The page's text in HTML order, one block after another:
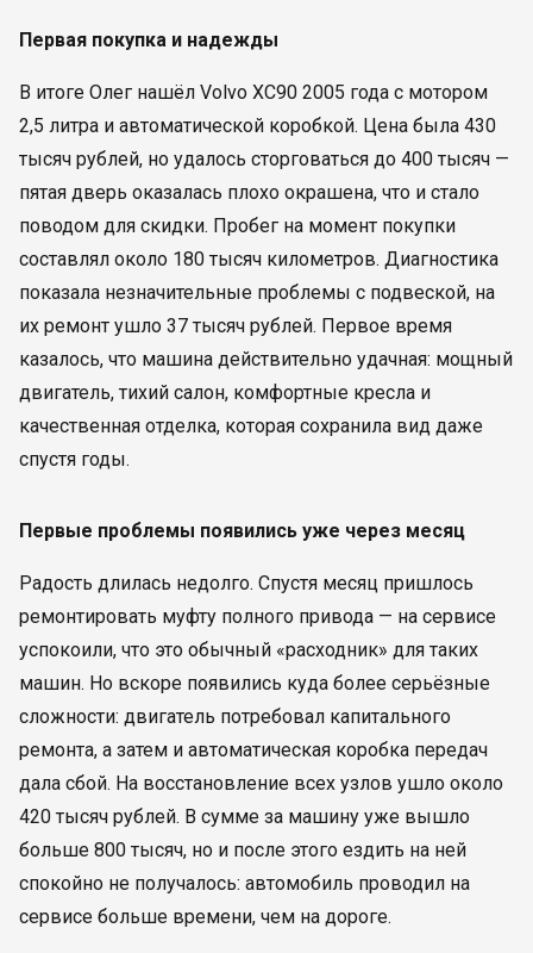
Первая покупка и надежды
В итоге Олег нашёл Volvo XC90 2005 года с мотором
2,5 литра и автоматической коробкой. Цена была 430
тысяч рублей, но удалось сторговаться до 400 тысяч —
пятая дверь оказалась плохо окрашена, что и стало
поводом для скидки. Пробег на момент покупки
составлял около 180 тысяч километров. Диагностика
показала незначительные проблемы с подвеской, на
их ремонт ушло 37 тысяч рублей. Первое время
казалось, что машина действительно удачная: мощный
двигатель, тихий салон, комфортные кресла и
качественная отделка, которая сохранила вид даже
спустя годы.
Первые проблемы появились уже через месяц
Радость длилась недолго. Спустя месяц пришлось
ремонтировать муфту полного привода — на сервисе
успокоили, что это обычный «расходник» для таких
машин. Но вскоре появились куда более серьёзные
сложности: двигатель потребовал капитального
ремонта, а затем и автоматическая коробка передач
дала сбой. На восстановление всех узлов ушло около
420 тысяч рублей. В сумме за машину уже вышло
больше 800 тысяч, но и после этого ездить на ней
спокойно не получалось: автомобиль проводил на
сервисе больше времени, чем на дороге.